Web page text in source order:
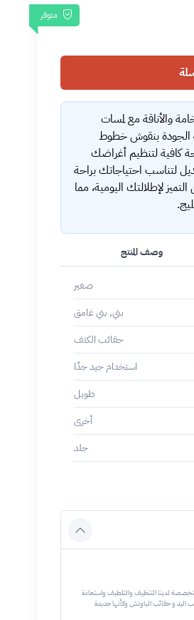
متوفر
والأناقة مع لمسات
الجودة بنقوش خطوط
كافية لتنظيم أغراضك
لتناسب احتياجاتك براحة
لإطلالتك اليومية، مما
صغير
بني, بني غامق
حقائب الكتف
استخدام جيد جدًا
طويل
أخرى
جلد
وصف المنتج
لدينا التنظيف والتلطيف واستعادة
اليد و حقائب الباوتش وكأنها جديدة